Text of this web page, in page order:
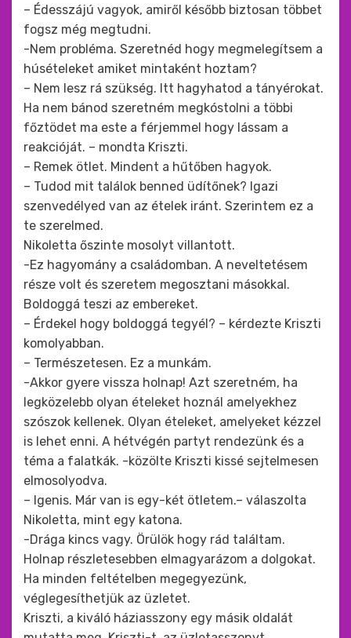
– Édesszájú vagyok, amiről később biztosan többet
fogsz még megtudni.
-Nem probléma. Szeretnéd hogy megmelegítsem a
húsételeket amiket mintaként hoztam?
– Nem lesz rá szükség. Itt hagyhatod a tányérokat.
Ha nem bánod szeretném megkóstolni a többi
főztödet ma este a férjemmel hogy lássam a
reakcióját. – mondta Kriszti.
– Remek ötlet. Mindent a hűtőben hagyok.
– Tudod mit találok benned üdítőnek? Igazi
szenvedélyed van az ételek iránt. Szerintem ez a
te szerelmed.
Nikoletta őszinte mosolyt villantott.
-Ez hagyomány a családomban. A neveltetésem
része volt és szeretem megosztani másokkal.
Boldoggá teszi az embereket.
– Érdekel hogy boldoggá tegyél? – kérdezte Kriszti
komolyabban.
– Természetesen. Ez a munkám.
-Akkor gyere vissza holnap! Azt szeretném, ha
legközelebb olyan ételeket hoznál amelyekhez
szószok kellenek. Olyan ételeket, amelyeket kézzel
is lehet enni. A hétvégén partyt rendezünk és a
téma a falatkák. -közölte Kriszti kissé sejtelmesen
elmosolyodva.
– Igenis. Már van is egy-két ötletem.– válaszolta
Nikoletta, mint egy katona.
-Drága kincs vagy. Örülök hogy rád találtam.
Holnap részletesebben elmagyarázom a dolgokat.
Ha minden feltételben megegyezünk,
véglegesíthetjük az üzletet.
Kriszti, a kiváló háziasszony egy másik oldalát